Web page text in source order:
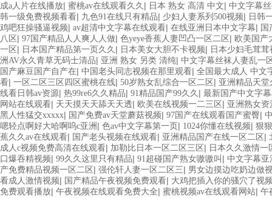
成a人片在线播放| 蜜桃av在线观看久久 | 日本 熟女 高清 中文| 中文字幕
韩一级免费视频看看| 九色91在线只有精品| 少妇人妻系列500视频| 日韩
鸡吧狂操骚逼视频| av超清中文字幕在线观看| 在线亚洲日本中文字幕|
八区 | 97国产精品人人爽人人做| 色yeye香蕉人妻凹凸一区二区 | 欧美国产
一区 | 日本国产精品第一页久久 | 日本美女大胆不卡视频| 日本少妇毛茸茸
洲AV永久青草无码士清品| 亚洲 熟女 另类 清纯| 中文字幕丝袜人妻乱一
国产麻豆国产自产在| 中国老头同志视频在那里观看| 全国最大成人 中文
看| 一区二区三区四区蜜桃在线| 50岁熟女乱综合一区二区 | 亚洲精品天堂
线看日韩av资源| 热99re6久久精品| 91精品国产99久久 | 最新国产中文字
网站在线观看| 天天摸天天舔天天透| 欧美在线视频一二三区 | 亚洲熟女
黑人性猛交xxxxx| 国产免费av天堂蘑菇视频| 97国产在线观看国产蜜臀|
嗯轻点啊好大哈啊呜c亚洲 | 色av中文字幕第一页 | 1024你懂在线视频| 狠
蕉久久av在线观看| 国产老头视频在线观看| 亚洲精品国产在线一区二区 |
成人c视频免费高清在线观看| 加勒比日本一区二区三区 | 日本久久激情一
口爆吞精视频| 99久久这里只有精品| 91超碰国产熟女嗷嗷叫 | 中文字幕亚
产免费精品视频一区二区 | 强伦轩人妻一区二区三| 男女边摸边吃奶边做
看成人激情视频| 国产精品午夜视频免费观看| 大鸡把插入你的骚穴了视
免费观看播放| 午夜视频在线观看免费大全| 蜜桃视频av在线观看网站| 午